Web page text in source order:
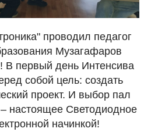
проводил педагог
Музагафаров
В первый день Интенсива
собой цель: создать
проект. И выбор пал
настоящее Светодиодное
начинкой!